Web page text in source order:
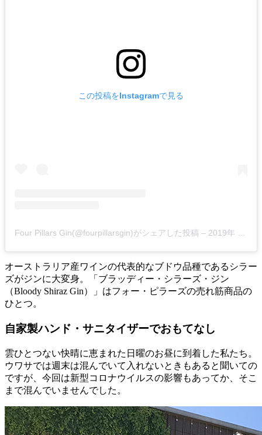
この投稿をInstagramで見る
Four Pillars Gin(@fourpillarsgin)がシェアした投稿 – 2019年 8月月5日午後11時36分PDT
オーストラリア産ワインの代表的なブドウ品種であるシラー
ズがジンに大変身。「ブラッディー・シラーズ・ジン
（Bloody Shiraz Gin）」はフォー・ピラーズの売れ筋商品の
ひとつ。
自家製ハンド・サニタイザーでおもてなし
雲ひとつない快晴に恵まれた日曜のお昼に到着した私たち。
ウワサでは週末は混んでいて入れないときもあると聞いての
ですが、今回は新型コロナウイルスの影響もあってか、そこ
まで混んでいませんでした。